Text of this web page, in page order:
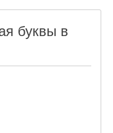
буквы в